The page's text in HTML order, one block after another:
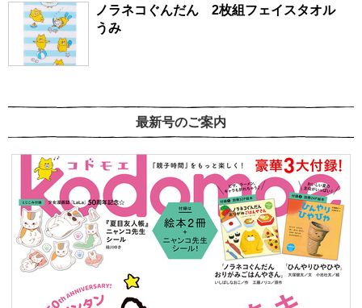
ノラネコぐんだん 2枚組フェイスタオル
うみ
最新号のご案内